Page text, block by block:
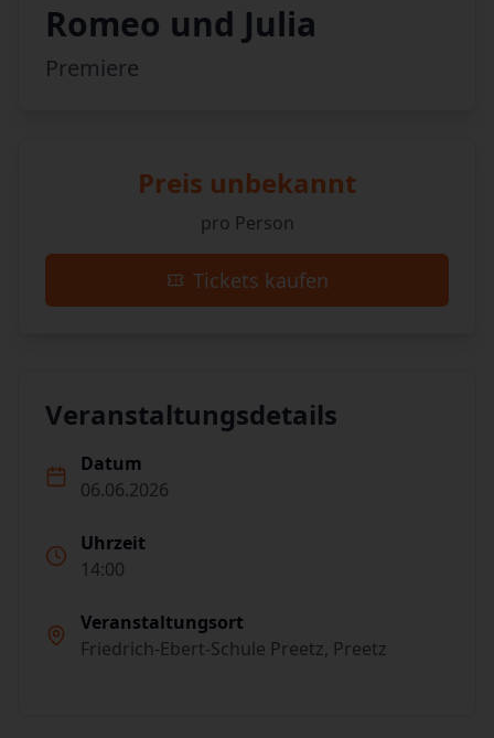
Romeo und Julia
Premiere
Preis unbekannt
pro Person
Tickets kaufen
Veranstaltungsdetails
Datum
06.06.2026
Uhrzeit
14:00
Veranstaltungsort
Friedrich-Ebert-Schule Preetz, Preetz